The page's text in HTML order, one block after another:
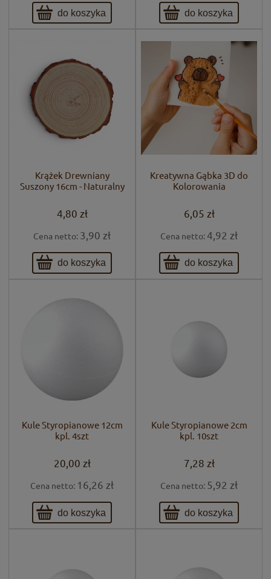
do koszyka do koszyka
Krążek Drewniany
Suszony 16cm - Naturalny
4,80 zł
Cena netto: 3,90 zł
do koszyka
Kreatywna Gąbka 3D do
Kolorowania
6,05 zł
Cena netto: 4,92 zł
do koszyka
Kule Styropianowe 12cm
kpl. 4szt
20,00 zł
Cena netto: 16,26 zł
do koszyka
Kule Styropianowe 2cm
kpl. 10szt
7,28 zł
Cena netto: 5,92 zł
do koszyka